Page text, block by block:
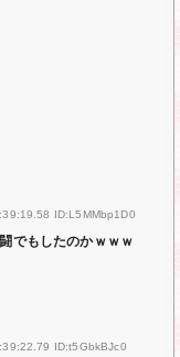
ID:L5MMbp1D0
でもしたのかｗｗｗ
ID:t5GbkBJc0